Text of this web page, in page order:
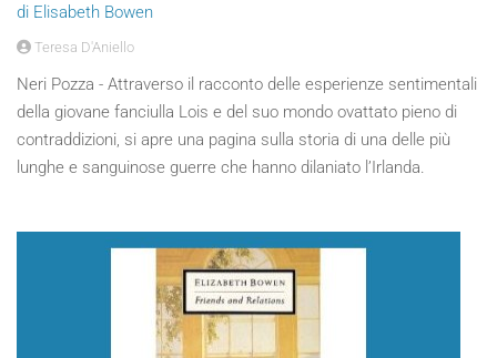
di Elisabeth Bowen
Teresa D'Aniello
Neri Pozza - Attraverso il racconto delle esperienze sentimentali
della giovane fanciulla Lois e del suo mondo ovattato pieno di
contraddizioni, si apre una pagina sulla storia di una delle più
lunghe e sanguinose guerre che hanno dilaniato l’Irlanda.